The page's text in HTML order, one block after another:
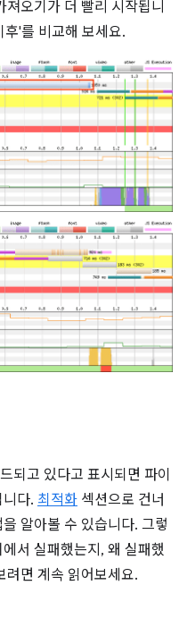
오기가 더 빨리 시작됩니
'를 비교해 보세요.
되고 있다고 표시되면 파이
다. 최적화 섹션으로 건너
알아볼 수 있습니다. 그렇
서 실패했는지, 왜 실패했
려면 계속 읽어보세요.